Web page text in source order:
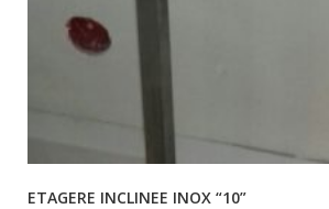
ETAGERE INCLINEE INOX “10”